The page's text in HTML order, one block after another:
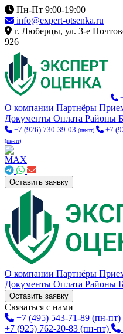
Пн-Пт 9:00-19:00
info@expert-otsenka.ru
г. Люберцы, ул. 3-е
926
О компании Партнёры
Документы Оплата Районы
+7 (926) 730-39-03 (пн-пт) +7
(пн-пт)
Оставить заявку
О компании Партнёры
Документы Оплата Районы
Оставить заявку
Связаться с нами
+7 (495) 543-71-89 (пн-пт)
+7 (925) 762-20-83 (пн-пт)